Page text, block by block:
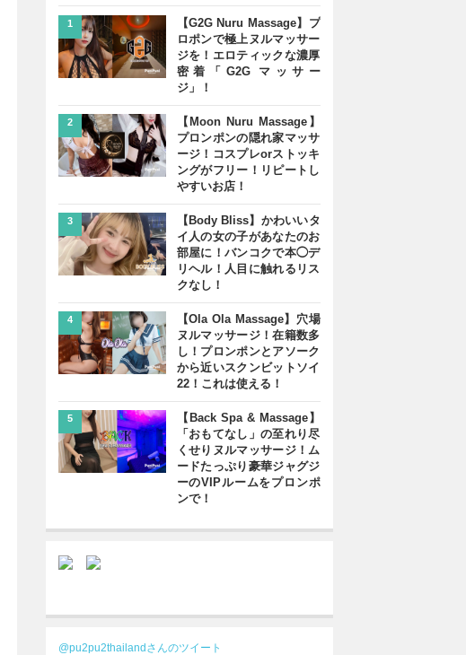
1
【G2G Nuru Massage】プ
ロポンで極上ヌルマッサー
ジを！エロティックな濃厚
密着「G2G マッサー
ジ」！
2
【Moon Nuru Massage】
プロンポンの隠れ家マッサ
ージ！コスプレorストッキ
ングがフリー！リピートし
やすいお店！
3
【Body Bliss】かわいいタ
イ人の女の子があなたのお
部屋に！バンコクで本◯デ
リヘル！人目に触れるリス
クなし！
4
【Ola Ola Massage】穴場
ヌルマッサージ！在籍数多
し！プロンポンとアソーク
から近いスクンビットソイ
22！これは使える！
5
【Back Spa & Massage】
「おもてなし」の至れり尽
くせりヌルマッサージ！ム
ードたっぷり豪華ジャグジ
ーのVIPルームをプロンポ
ンで！
@pu2pu2thailandさんのツイート